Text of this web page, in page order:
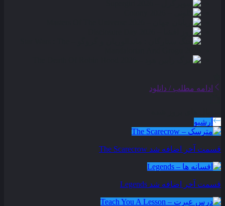
ادامه مطلب / دانلود
آرشیو
قسمت آخر اضافه شد The Scarecrow
قسمت آخر اضافه شد Legends